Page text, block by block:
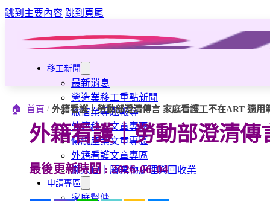
跳到主要內容 跳到頁尾
移工新聞
最新消息
營造業移工重點新聞
旅宿業專題報導
外籍移工文章專區
傳統產業文章專區
外籍看護文章專區
懶人包｜廢棄物處理與回收業
申請專區
家庭幫傭
🏠 首頁 / 外籍看護｜勞動部澄清傳言 家庭看護工不在ART 適用
外籍看護｜勞動部澄清
最後更新時間 : 2026-06-04